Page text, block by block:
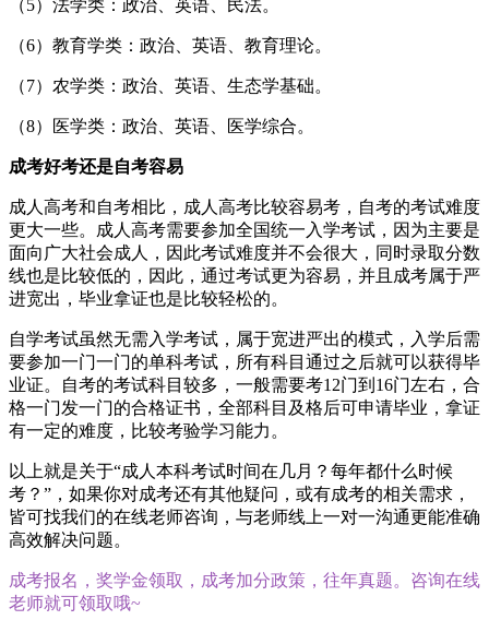
（5）法学类：政治、英语、民法。
（6）教育学类：政治、英语、教育理论。
（7）农学类：政治、英语、生态学基础。
（8）医学类：政治、英语、医学综合。
成考好考还是自考容易
成人高考和自考相比，成人高考比较容易考，自考的考试难度
更大一些。成人高考需要参加全国统一入学考试，因为主要是
面向广大社会成人，因此考试难度并不会很大，同时录取分数
线也是比较低的，因此，通过考试更为容易，并且成考属于严
进宽出，毕业拿证也是比较轻松的。
自学考试虽然无需入学考试，属于宽进严出的模式，入学后需
要参加一门一门的单科考试，所有科目通过之后就可以获得毕
业证。自考的考试科目较多，一般需要考12门到16门左右，合
格一门发一门的合格证书，全部科目及格后可申请毕业，拿证
有一定的难度，比较考验学习能力。
以上就是关于“成人本科考试时间在几月？每年都什么时候
考？”，如果你对成考还有其他疑问，或有成考的相关需求，
皆可找我们的在线老师咨询，与老师线上一对一沟通更能准确
高效解决问题。
成考报名，奖学金领取，成考加分政策，往年真题。咨询在线
老师就可领取哦~